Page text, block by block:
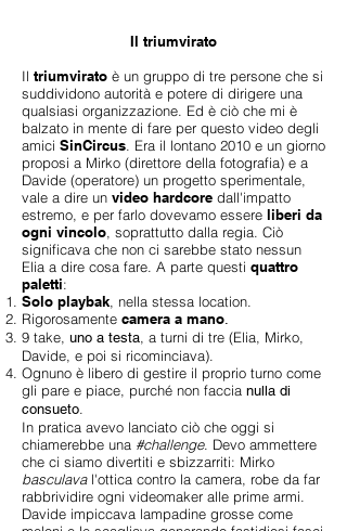
Il triumvirato
Il triumvirato è un gruppo di tre persone che si
suddividono autorità e potere di dirigere una
qualsiasi organizzazione. Ed è ciò che mi è
balzato in mente di fare per questo video degli
amici SinCircus. Era il lontano 2010 e un giorno
proposi a Mirko (direttore della fotografia) e a
Davide (operatore) un progetto sperimentale,
vale a dire un video hardcore dall'impatto
estremo, e per farlo dovevamo essere liberi da
ogni vincolo, soprattutto dalla regia. Ciò
significava che non ci sarebbe stato nessun
Elia a dire cosa fare. A parte questi quattro
paletti:
Solo playbak, nella stessa location.
Rigorosamente camera a mano.
9 take, uno a testa, a turni di tre (Elia, Mirko,
Davide, e poi si ricominciava).
Ognuno è libero di gestire il proprio turno come
gli pare e piace, purché non faccia nulla di
consueto.
In pratica avevo lanciato ciò che oggi si
chiamerebbe una #challenge. Devo ammettere
che ci siamo divertiti e sbizzarriti: Mirko
basculaval'ottica contro la camera, robe da far
rabbrividire ogni videomaker alle prime armi.
Davide impiccava lampadine grosse come